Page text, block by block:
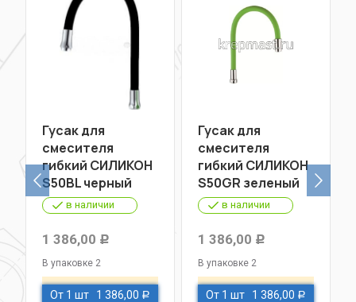
Гусак для
смесителя
гибкий СИЛИКОН
S50BL черный
в наличии
1 386,00 Р
В упаковке 2
От 1 шт 1 386,00 Р
Гусак для
смесителя
гибкий СИЛИКОН
S50GR зеленый
в наличии
1 386,00 Р
В упаковке 2
От 1 шт 1 386,00 Р